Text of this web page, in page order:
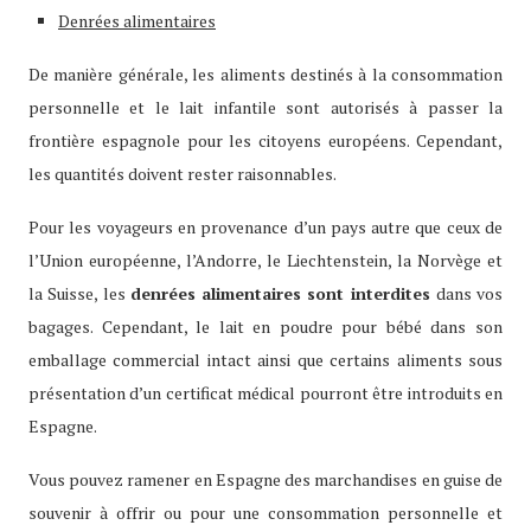
Denrées alimentaires
De manière générale, les aliments destinés à la consommation
personnelle et le lait infantile sont autorisés à passer la
frontière espagnole pour les citoyens européens. Cependant,
les quantités doivent rester raisonnables.
Pour les voyageurs en provenance d’un pays autre que ceux de
l’Union européenne, l’Andorre, le Liechtenstein, la Norvège et
la Suisse, les denrées alimentaires sont interdites dans vos
bagages. Cependant, le lait en poudre pour bébé dans son
emballage commercial intact ainsi que certains aliments sous
présentation d’un certificat médical pourront être introduits en
Espagne.
Vous pouvez ramener en Espagne des marchandises en guise de
souvenir à offrir ou pour une consommation personnelle et